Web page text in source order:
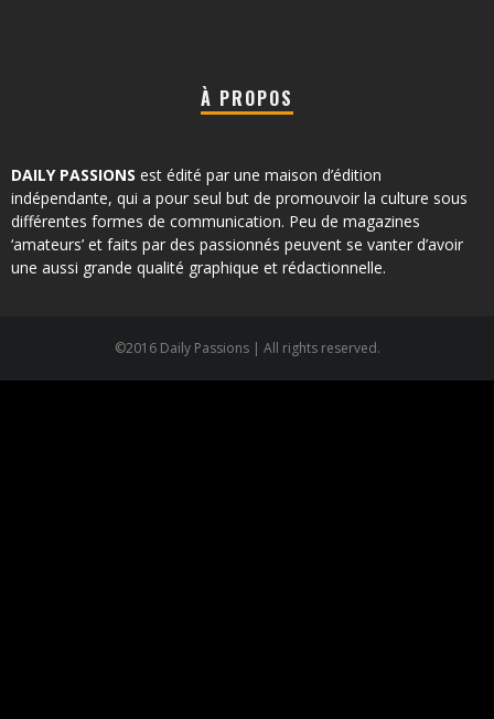
À PROPOS
DAILY PASSIONS est édité par une maison d’édition
indépendante, qui a pour seul but de promouvoir la culture sous
différentes formes de communication. Peu de magazines
‘amateurs’ et faits par des passionnés peuvent se vanter d’avoir
une aussi grande qualité graphique et rédactionnelle.
©2016 Daily Passions | All rights reserved.